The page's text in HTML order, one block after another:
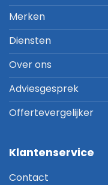
Merken
Diensten
Over ons
Adviesgesprek
Offertevergelijker
Klantenservice
Contact